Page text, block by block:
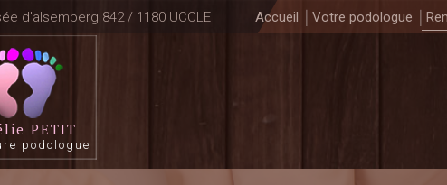
d'alsemberg 842 / 1180 UCCLE Accueil Votre podologue
PETIT
podologue